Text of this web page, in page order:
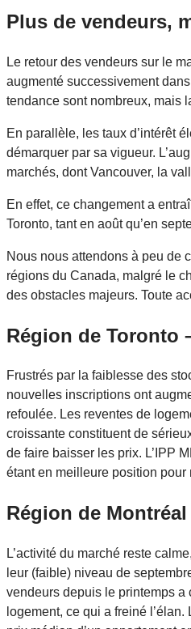
Plus de vendeurs,
Le retour des vendeurs sur le
augmenté successivement
tendance sont nombreux, mais
En parallèle, les taux d’intérêt
démarquer par sa vigueur.
marchés, dont Vancouver, la
En effet, ce changement a
Toronto, tant en août qu’en
Nous nous attendons à peu de
régions du Canada, malgré le
des obstacles majeurs. Toute
Région de Toronto
Frustrés par la faiblesse des
nouvelles inscriptions ont
refoulée. Les reventes de
croissante constituent de
de faire baisser les prix. L’IPP
étant en meilleure position pour
Région de
L’activité du marché reste
leur (faible) niveau de
vendeurs depuis le printemps a
logement, ce qui a freiné